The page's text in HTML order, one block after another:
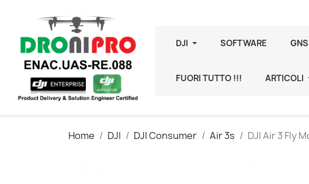
DJI SOFTWARE
FUORI TUTTO !!! ARTICOLI
Home DJI DJI Consumer Air 3s DJI Air 3 Fly